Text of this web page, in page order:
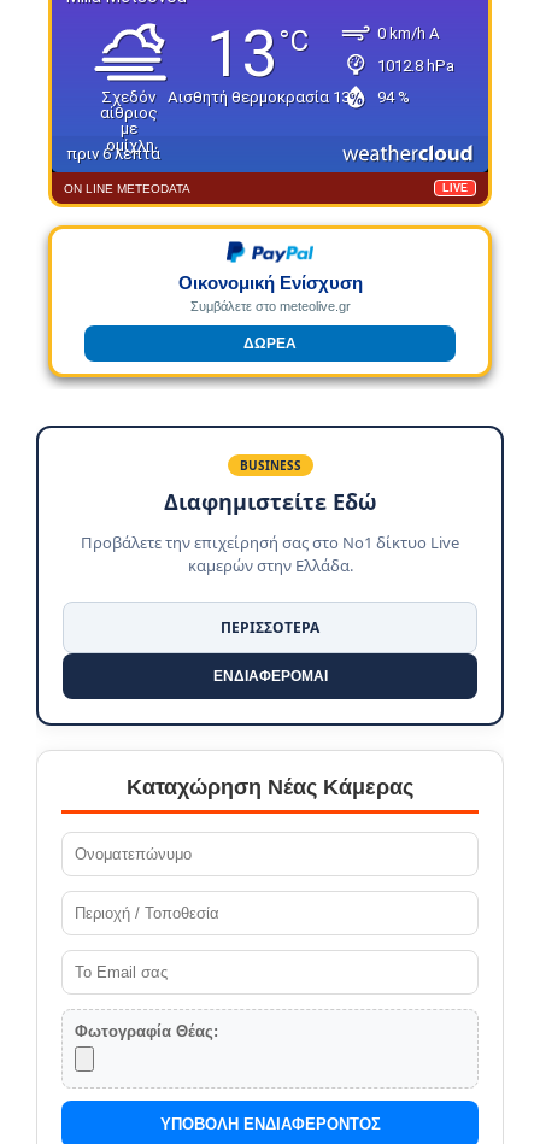
ON LINE METEODATA LIVE
Οικονομική Ενίσχυση
Συμβάλετε στο meteolive.gr
ΔΩΡΕΑ
BUSINESS
Διαφημιστείτε Εδώ
Προβάλετε την επιχείρησή σας στο No1 δίκτυο Live
καμερών στην Ελλάδα.
ΠΕΡΙΣΣΟΤΕΡΑ
ΕΝΔΙΑΦΕΡΟΜΑΙ
Καταχώρηση Νέας Κάμερας
Φωτογραφία Θέας:
ΥΠΟΒΟΛΗ ΕΝΔΙΑΦΕΡΟΝΤΟΣ